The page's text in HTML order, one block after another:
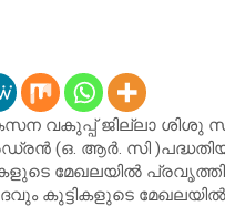
വകുപ്പ് ജില്ലാ ശിശു
(ഒ. ആർ. സി
മേഖലയിൽ
കുട്ടികളുടെ